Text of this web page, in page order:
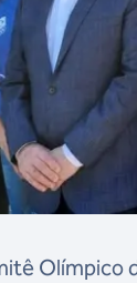
Olímpico